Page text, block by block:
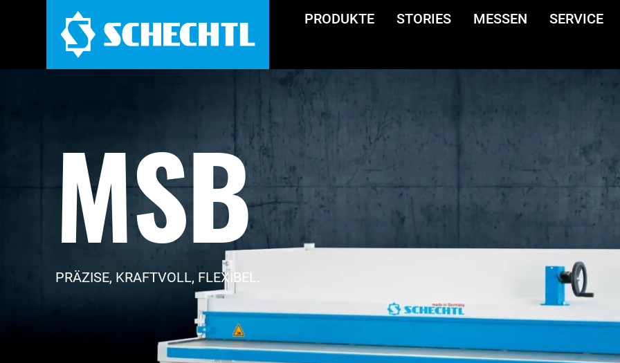
PRODUKTE STORIES MESSEN SERVICE
MSB
PRÄZISE, KRAFTVOLL, FLEXIBEL.